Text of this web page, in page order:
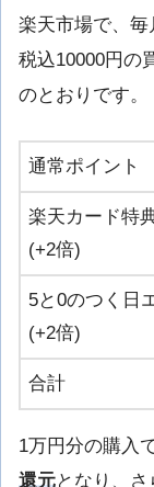
楽天市場で、毎
税込10000円の
のとおりです。
通常ポイント
楽天カード特
(+2倍)
5と0のつく日
(+2倍)
合計
1万円分の購入
還元となり、